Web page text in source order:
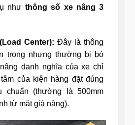
nhưthông số xe nâng 3
Center): Đây là thông
trọng nhưng thường bị bỏ
danh nghĩa của xe chỉ
của kiện hàng đặt đúng
chuẩn (thường là 500mm
từ mặt giá nâng).